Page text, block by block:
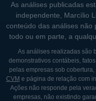
às necessidades
soluções sob
diferencial
competitivo.
SÓCIOS
As análises publicadas
independente, Marcílio
conteúdo das análises não
todo ou em parte, a
As análises realizadas são
demonstrativos contábeis,
pelas empresas sob
CVM e página de relação com
Ações não responde pela
empresas, não existindo